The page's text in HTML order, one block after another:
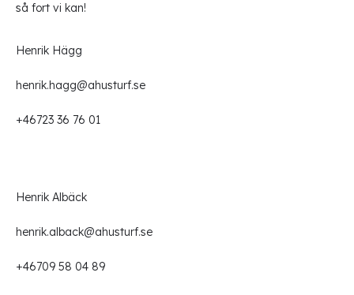
så fort vi kan!
Henrik Hägg
henrik.hagg@ahusturf.se
+46723 36 76 01
Henrik Albäck
henrik.alback@ahusturf.se
+46709 58 04 89